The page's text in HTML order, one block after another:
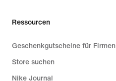
Ressourcen
Geschenkgutscheine für Firmen
Store suchen
Nike Journal